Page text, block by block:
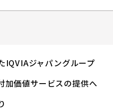
IQVIAジャパングループ
加価値サービスの提供へ